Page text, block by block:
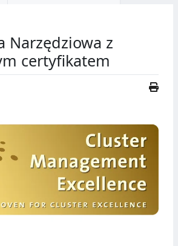
Narzędziowa z
certyfikatem